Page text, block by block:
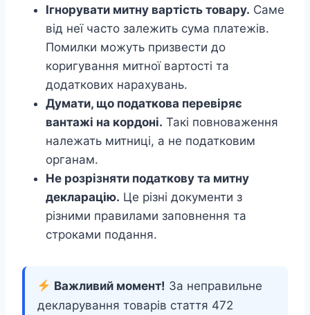
Ігнорувати митну вартість товару. Саме
від неї часто залежить сума платежів.
Помилки можуть призвести до
коригування митної вартості та
додаткових нарахувань.
Думати, що податкова перевіряє
вантажі на кордоні. Такі повноваження
належать митниці, а не податковим
органам.
Не розрізняти податкову та митну
декларацію. Це різні документи з
різними правилами заповнення та
строками подання.
Важливий момент! За неправильне
декларування товарів стаття 472